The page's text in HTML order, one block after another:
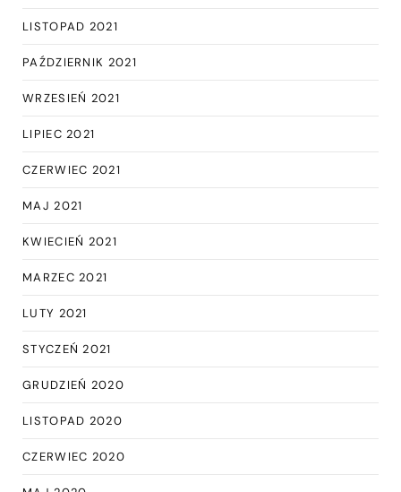
LISTOPAD 2021
PAŹDZIERNIK 2021
WRZESIEŃ 2021
LIPIEC 2021
CZERWIEC 2021
MAJ 2021
KWIECIEŃ 2021
MARZEC 2021
LUTY 2021
STYCZEŃ 2021
GRUDZIEŃ 2020
LISTOPAD 2020
CZERWIEC 2020